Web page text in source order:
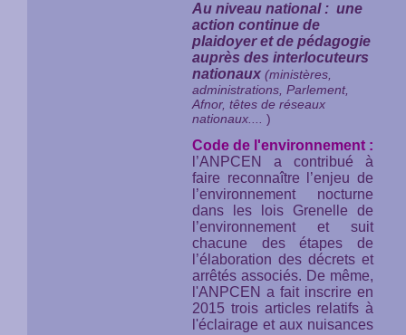
Au niveau national : une
action continue de
plaidoyer et de pédagogie
auprès des interlocuteurs
nationaux (ministères,
administrations, Parlement,
Afnor, têtes de réseaux
nationaux....
)
Code de l'environnement :
l’ANPCEN a contribué à
faire reconnaître l’enjeu de
l’environnement nocturne
dans les lois Grenelle de
l’environnement et suit
chacune des étapes de
l’élaboration des décrets et
arrêtés associés. De même,
l'ANPCEN a fait inscrire en
2015 trois articles relatifs à
l'éclairage et aux nuisances